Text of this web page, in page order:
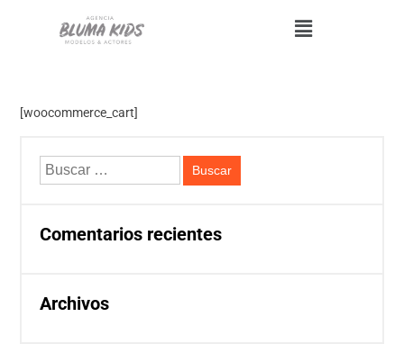
[woocommerce_cart]
Comentarios recientes
Archivos